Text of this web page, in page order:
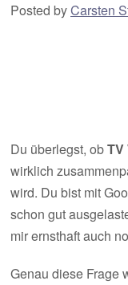
Posted byCarsten
Du überlegst, obTV
wirklich
wird. Du bist mit
schon gut
mir ernsthaft auch
Genau diese Frage